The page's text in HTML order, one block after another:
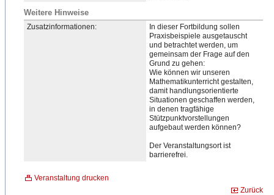
Weitere Hinweise
Zusatzinformationen:
In dieser Fortbildung sollen
Praxisbeispiele ausgetauscht
und betrachtet werden, um
gemeinsam der Frage auf den
Grund zu gehen:
Wie können wir unseren
Mathematikunterricht gestalten,
damit handlungsorientierte
Situationen geschaffen werden,
in denen tragfähige
Stützpunktvorstellungen
aufgebaut werden können?
Der Veranstaltungsort ist
barrierefrei.
Veranstaltung drucken
Zurück